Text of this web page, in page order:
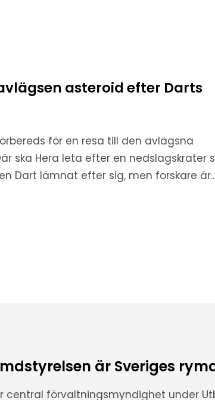
asteroid efter Darts
för en resa till den avlägsna
ska Hera leta efter en nedslagskrater
Dart lämnat efter sig, men forskare
är Sveriges
central förvaltningsmyndighet under